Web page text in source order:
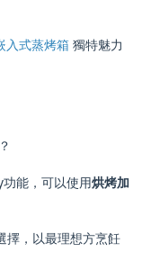
入式蒸烤箱獨特魅力
能，可以使用烘烤加
擇，以最理想方烹飪